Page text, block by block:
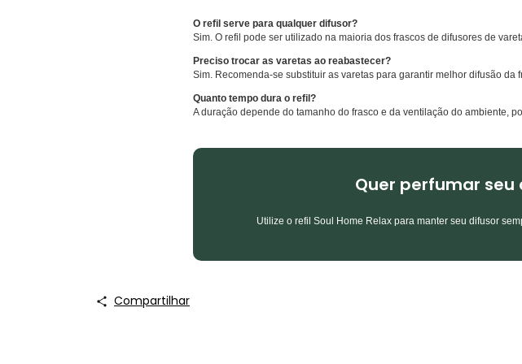
O refil serve para qualquer difusor?
Sim. O refil pode ser utilizado na maioria dos frascos de difusores de
Preciso trocar as varetas ao reabastecer?
Sim. Recomenda-se substituir as varetas para garantir melhor difusão da
Quanto tempo dura o refil?
A duração depende do tamanho do frasco e da ventilação do ambiente,
Quer perfumar
Utilize o refil Soul Home Relax para manter seu difusor
Compartilhar